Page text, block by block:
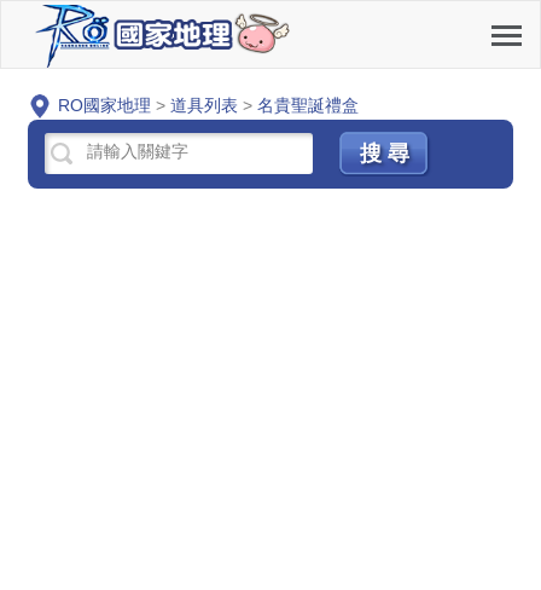
RO國家地理 > 道具列表 > 名貴聖誕禮盒